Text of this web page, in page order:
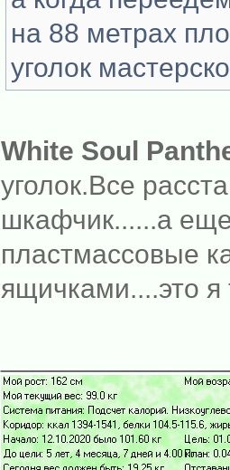
на 88 метрах
уголок
White Soul
уголок.Все
шкафчик......а
пластмассовые
ящичками....это